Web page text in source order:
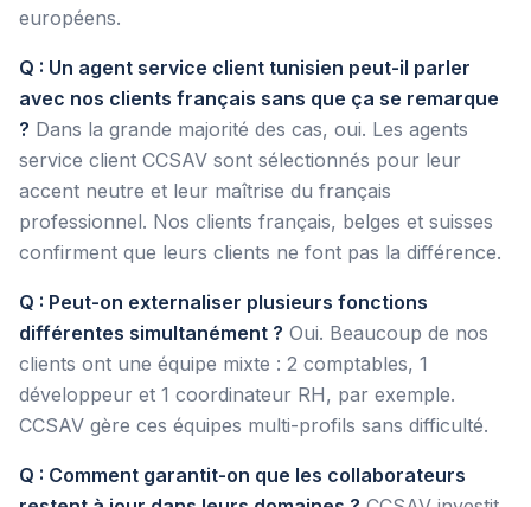
européens.
Q : Un agent service client tunisien peut-il parler
avec nos clients français sans que ça se remarque
? Dans la grande majorité des cas, oui. Les agents
service client CCSAV sont sélectionnés pour leur
accent neutre et leur maîtrise du français
professionnel. Nos clients français, belges et suisses
confirment que leurs clients ne font pas la différence.
Q : Peut-on externaliser plusieurs fonctions
différentes simultanément ? Oui. Beaucoup de nos
clients ont une équipe mixte : 2 comptables, 1
développeur et 1 coordinateur RH, par exemple.
CCSAV gère ces équipes multi-profils sans difficulté.
Q : Comment garantit-on que les collaborateurs